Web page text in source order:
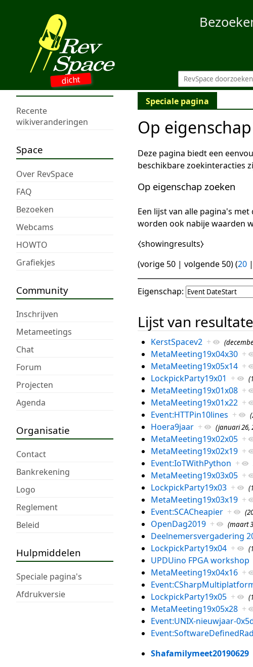
dicht
Recente
wikiveranderingen
Space
Over RevSpace
FAQ
Bezoeken
Webcams
HOWTO
Grafiekjes
Community
Inschrijven
Metameetings
Chat
Forum
Projecten
Agenda
Organisatie
Contact
Bankrekening
Logo
Reglement
Beleid
Hulpmiddelen
Speciale pagina's
Afdrukversie
Speciale pagina
Op
Deze pagina biedt een
beschikbare zoekinteracties
Op eigenschap zoeken
Een lijst van alle pagina's met
worden ook nabije waarden
⧼showingresults⧽
(vorige 50 | volgende 50) (20 |
Eigenschap:
Lijst van
KerstSpacev2 +
MetaMeeting19x04x30 +
MetaMeeting19x05x14 +
LockpickParty19x01 +
MetaMeeting19x01x08 +
MetaMeeting19x01x22 +
Event:HTTPin10lines +
Hoera9jaar + (januari 26,
MetaMeeting19x02x05 +
MetaMeeting19x02x19 +
Event:IoTWithPython +
MetaMeeting19x03x05 +
LockpickParty19x03 +
MetaMeeting19x03x19 +
Event:SCACheapier +
OpenDag2019 + (maart
Deelnemersvergadering
LockpickParty19x04 +
UPDUino FPGA workshop
MetaMeeting19x04x16 +
LockpickParty19x05 +
MetaMeeting19x05x28 +
Event:UNIX-nieuwjaar-
Shafamilymeet20190629